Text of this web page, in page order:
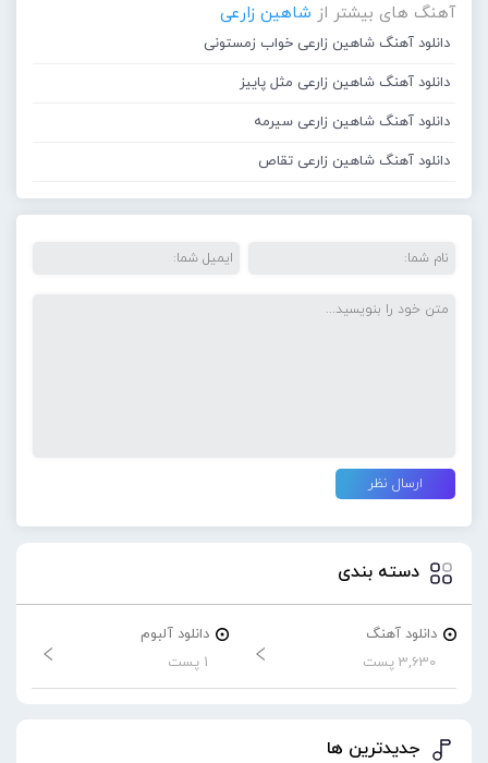
آهنگ های بیشتر از شاهین زارعی
دانلود آهنگ شاهین زارعی خواب زمستونی
دانلود آهنگ شاهین زارعی مثل پاییز
دانلود آهنگ شاهین زارعی سیرمه
دانلود آهنگ شاهین زارعی تقاص
دسته بندی
دانلود آهنگ
3,630 پست
دانلود آلبوم
1 پست
جدیدترین ها